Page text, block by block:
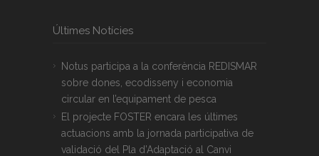
Últimes Notícies
Notus participa a la conferència REDISMAR
sobre dones, ecodisseny i economia
circular en l’equipament de pesca
El projecte FOSTER encara les últimes
actuacions amb la jornada participativa de
validació del Pla d’Adaptació al Canvi